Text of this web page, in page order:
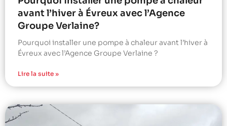
avant l’hiver à Évreux avec l’Agence
Groupe Verlaine?
Pourquoi installer une pompe à chaleur avant l’hiver à
Évreux avec l’Agence Groupe Verlaine ?
Lire la suite »